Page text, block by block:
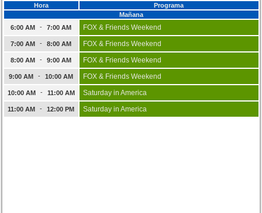
Hora
Programa
Mañana
6:00 AM
- 7:00 AM FOX & Friends Weekend
7:00 AM - 8:00 AM FOX & Friends Weekend
8:00 AM - 9:00 AM FOX & Friends Weekend
9:00 AM - 10:00 AM FOX & Friends Weekend
10:00 AM - 11:00 AM Saturday in America
11:00 AM - 12:00 PM Saturday in America